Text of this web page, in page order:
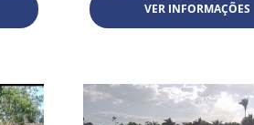
VER INFORMAÇÕES